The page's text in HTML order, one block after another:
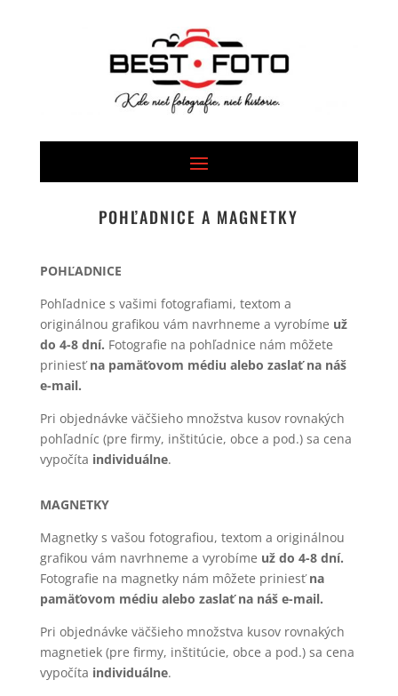
POHĽADNICE A MAGNETKY
POHĽADNICE
Pohľadnice s vašimi fotografiami, textom a
originálnou grafikou vám navrhneme a vyrobíme už
do 4-8 dní. Fotografie na pohľadnice nám môžete
priniesťna pamäťovom médiu alebo zaslať na náš
e-mail.
Pri objednávke väčšieho množstva kusov rovnakých
pohľadníc (pre firmy, inštitúcie, obce a pod.) sa cena
vypočíta individuálne.
MAGNETKY
Magnetky s vašou fotografiou, textom a originálnou
grafikou vám navrhneme a vyrobíme už do 4-8 dní.
Fotografie na magnetky nám môžete priniesťna
pamäťovom médiu alebo zaslať na náš e-mail.
Pri objednávke väčšieho množstva kusov rovnakých
magnetiek (pre firmy, inštitúcie, obce a pod.) sa cena
vypočíta individuálne.